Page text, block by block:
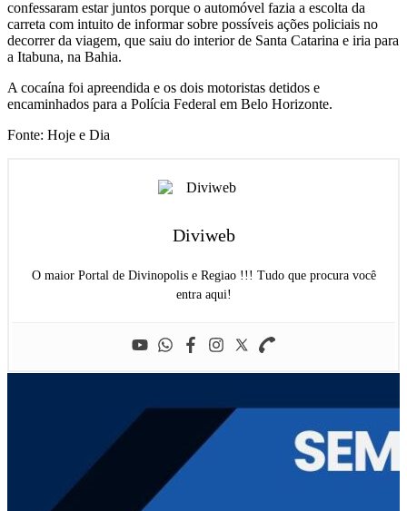
confessaram estar juntos porque o automóvel fazia a escolta da
carreta com intuito de informar sobre possíveis ações policiais no
decorrer da viagem, que saiu do interior de Santa Catarina e iria para
a Itabuna, na Bahia.
A cocaína foi apreendida e os dois motoristas detidos e
encaminhados para a Polícia Federal em Belo Horizonte.
Fonte: Hoje e Dia
Diviweb
O maior Portal de Divinopolis e Regiao !!! Tudo que procura você
entra aqui!